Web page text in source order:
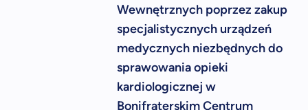
Wewnętrznych poprzez zakup
specjalistycznych urządzeń
medycznych niezbędnych do
sprawowania opieki
kardiologicznej w
Bonifraterskim Centrum